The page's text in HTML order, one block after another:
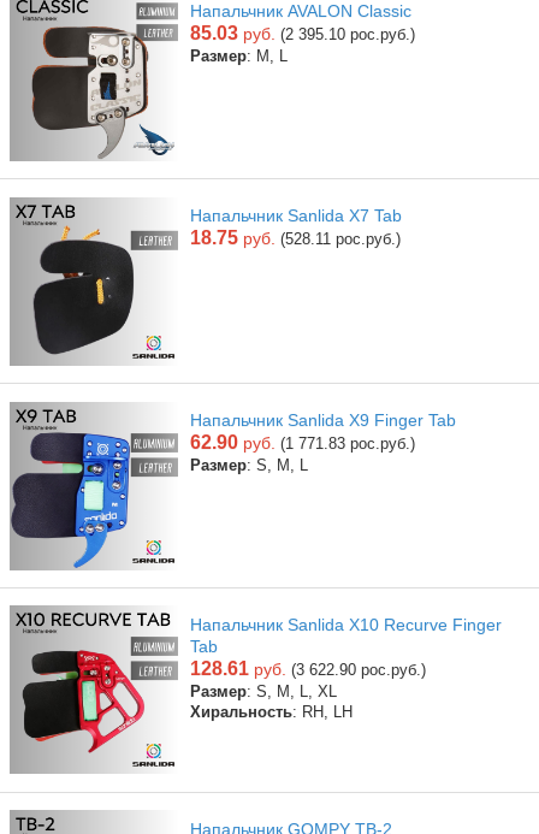
Напальчник AVALON Classic
85.03 руб. (2 395.10 рос.руб.)
Размер: M, L
Напальчник Sanlida X7 Tab
18.75 руб. (528.11 рос.руб.)
Напальчник Sanlida X9 Finger Tab
62.90 руб. (1 771.83 рос.руб.)
Размер: S, М, L
Напальчник Sanlida X10 Recurve Finger
Tab
128.61 руб. (3 622.90 рос.руб.)
Размер: S, M, L, XL
Хиральность: RH, LH
Напальчник GOMPY TB-2